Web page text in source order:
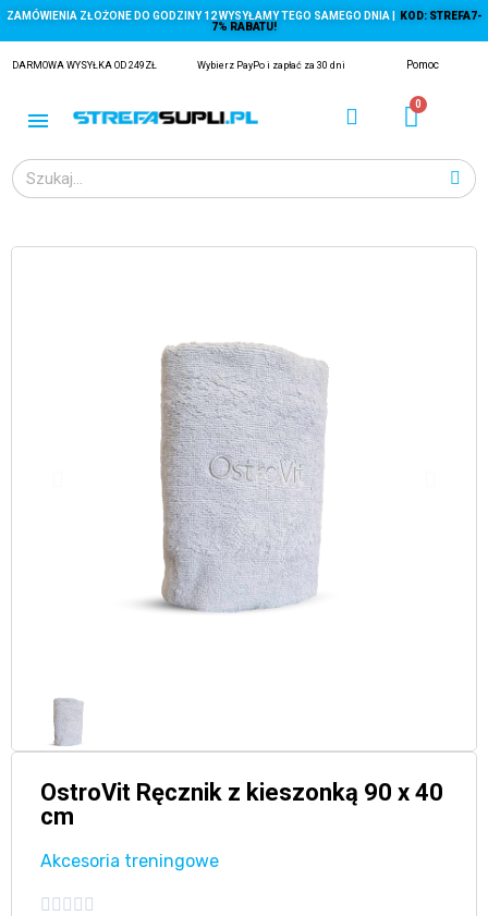
ZAMÓWIENIA ZŁOŻONE DO GODZINY 12 WYSYŁAMY TEGO SAMEGO DNIA |
KOD: STREFA7-
7% RABATU!
DARMOWA WYSYŁKA OD 249ZŁ Wybierz PayPo i zapłać za 30 dni Pomoc
OstroVit Ręcznik z kieszonką 90 x 40
cm
Akcesoria treningowe
    